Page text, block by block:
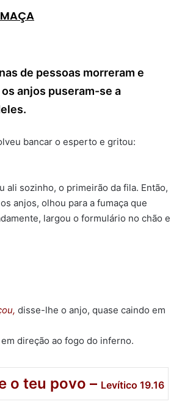
de pessoas morreram e
anjos puseram-se a
bancar o esperto e gritou:
ali sozinho, o primeirão da fila. Então,
anjos, olhou para a fumaça que
largou o formulário no chão e
disse-lhe o anjo, quase caindo em
direção ao fogo do inferno.
o teu povo – Levítico 19.16